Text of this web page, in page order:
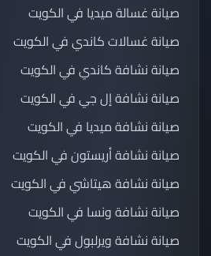
صيانة غسالة ميديا في الكويت
صيانة غسالات كاندي في الكويت
صيانة نشافة كاندي في الكويت
صيانة نشافة إل جي في الكويت
صيانة نشافة ميديا في الكويت
صيانة نشافة أريستون في الكويت
صيانة نشافة هيتاشي في الكويت
صيانة نشافة ونسا في الكويت
صيانة نشافة ويرلبول في الكويت